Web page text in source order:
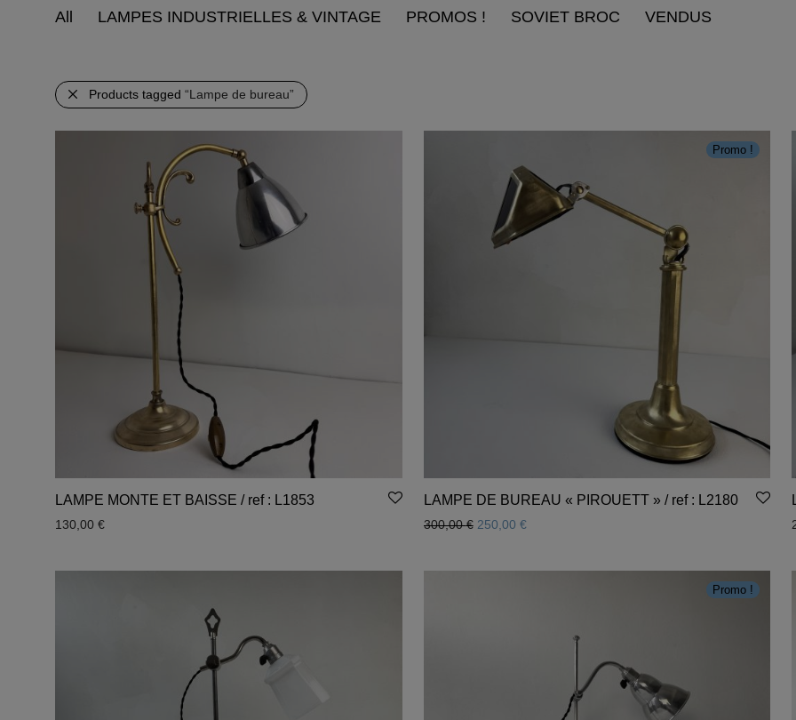
All LAMPES INDUSTRIELLES & VINTAGE PROMOS ! SOVIET BROC VENDUS
Products tagged “Lampe de bureau”
LAMPE MONTE ET BAISSE / ref : L1853
130,00 €
Promo !
LAMPE DE BUREAU « PIROUETT » / ref : L2180
300,00€ Le prix initial était : 300,00 €.
250,00 €Le prix actuel est : 250,00 €.
Promo !